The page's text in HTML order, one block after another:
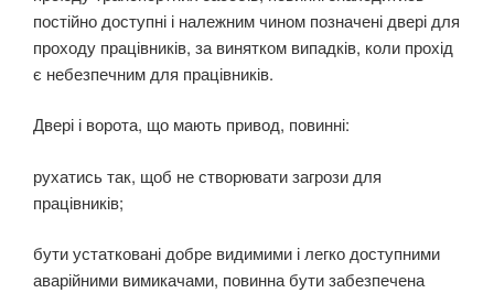
постійно доступні і належним чином позначені двері для
проходу працівників, за винятком випадків, коли прохід
є небезпечним для працівників.
Двері і ворота, що мають привод, повинні:
рухатись так, щоб не створювати загрози для
працівників;
бути устатковані добре видимими і легко доступними
аварійними вимикачами, повинна бути забезпечена